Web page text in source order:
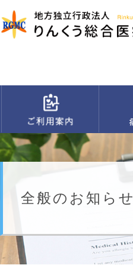
全般のお知らせ